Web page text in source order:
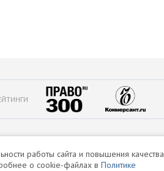
работы сайта и повышения качества
о cookie-файлах в Политике